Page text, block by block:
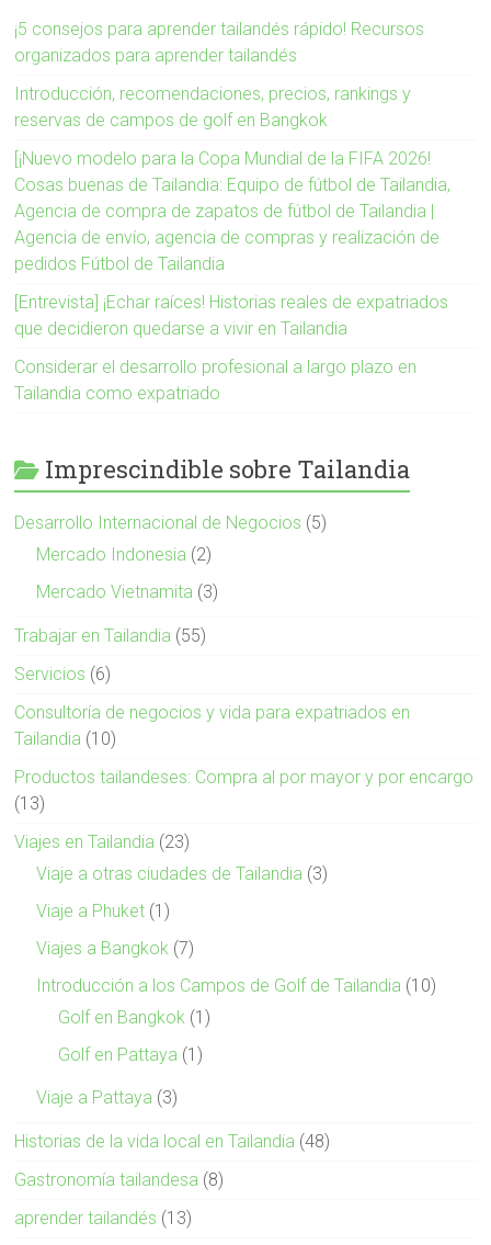
¡5 consejos para aprender tailandés rápido! Recursos
organizados para aprender tailandés
Introducción, recomendaciones, precios, rankings y
reservas de campos de golf en Bangkok
[¡Nuevo modelo para la Copa Mundial de la FIFA 2026!
Cosas buenas de Tailandia: Equipo de fútbol de Tailandia,
Agencia de compra de zapatos de fútbol de Tailandia |
Agencia de envío, agencia de compras y realización de
pedidos Fútbol de Tailandia
[Entrevista] ¡Echar raíces! Historias reales de expatriados
que decidieron quedarse a vivir en Tailandia
Considerar el desarrollo profesional a largo plazo en
Tailandia como expatriado
Imprescindible sobre Tailandia
Desarrollo Internacional de Negocios (5)
Mercado Indonesia (2)
Mercado Vietnamita (3)
Trabajar en Tailandia (55)
Servicios (6)
Consultoría de negocios y vida para expatriados en
Tailandia (10)
Productos tailandeses: Compra al por mayor y por encargo
(13)
Viajes en Tailandia (23)
Viaje a otras ciudades de Tailandia (3)
Viaje a Phuket (1)
Viajes a Bangkok (7)
Introducción a los Campos de Golf de Tailandia (10)
Golf en Bangkok (1)
Golf en Pattaya (1)
Viaje a Pattaya (3)
Historias de la vida local en Tailandia (48)
Gastronomía tailandesa (8)
aprender tailandés (13)